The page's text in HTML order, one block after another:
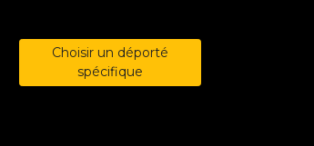
Choisir un déporté
spécifique